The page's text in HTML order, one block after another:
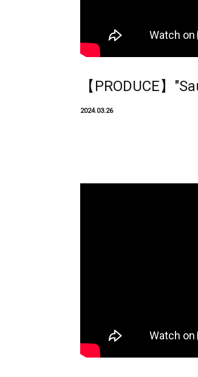
【PRODUCE】
2024.03.26